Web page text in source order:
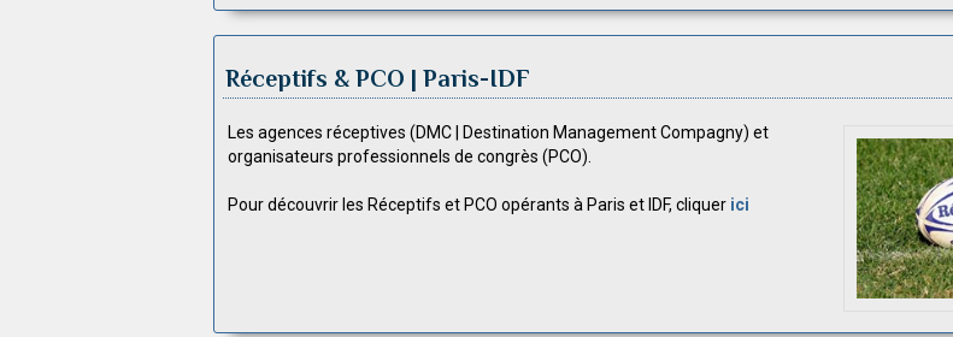
•De 250 à 499 chambres
•De 100 à 249 chambres
•De 250 à 400 chambres
•De 100 à 249 chambres
Réceptifs & PCO | Paris-IDF
Les agences réceptives (DMC | Destination Management Compagny) et
organisateurs professionnels de congrès (PCO).
Pour découvrir les Réceptifs et PCO opérants à Paris et IDF, cliquer ici